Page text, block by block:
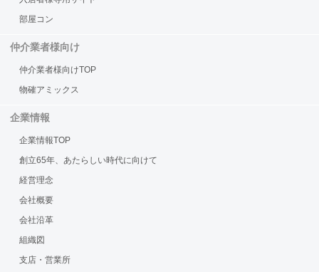
部屋コン
仲介業者様向け
仲介業者様向けTOP
物確アミックス
企業情報
企業情報TOP
創立65年、あたらしい時代に向けて
経営理念
会社概要
会社沿革
組織図
支店・営業所